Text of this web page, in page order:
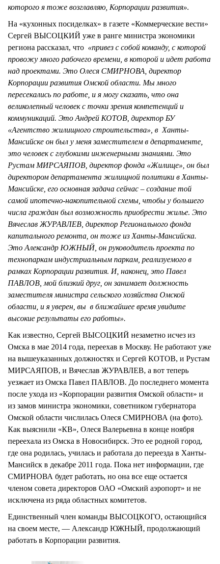
которого я тоже возглавляю, Корпорации развития».
На «кухонных посиделках» в газете «Коммерческие вести»
Сергей ВЫСОЦКИЙ уже в ранге министра экономики
региона рассказал, что «привез с собой команду, с которой
провожу много рабочего времени, в которой и идет работа
над проектами. Это Олеся СМИРНОВА, директор
Корпорации развития Омской области. Мы много
пересекались по работе, и я могу сказать, что она
великолепный человек с точки зрения компетенций и
коммуникаций. Это Андрей КОТОВ, директор БУ
«Агентство жилищного строительства», в Ханты-
Мансийске он был у меня заместителем в департаменте,
это человек с глубокими инженерными знаниями. Это
Рустам МИРСАЯПОВ, директор фонда «Жилище», он был
директором департамента жилищной политики в Ханты-
Мансийске, его основная задача сейчас – создание той
самой ипотечно-накопительной схемы, чтобы у большего
числа граждан был возможность приобрести жилье. Это
Вячеслав ЖУРАВЛЕВ, директор Регионального фонда
капитального ремонта, он тоже из Ханты-Мансийска.
Это Александр ЮЖНЫЙ, он руководитель проекта по
технопаркам индустриальным паркам, реализуемого в
рамках Корпорации развития. И, наконец, это Павел
ПАВЛОВ, мой близкий друг, он занимает должность
заместителя министра сельского хозяйства Омской
области, и я уверен, вы в ближайшее время увидите
высокие результаты его работы».
Как известно, Сергей ВЫСОЦКИЙ незаметно исчез из
Омска в мае 2014 года, переехав в Москву. Не работают уже
на вышеуказанных должностях и Сергей КОТОВ, и Рустам
МИРСАЯПОВ, и Вячеслав ЖУРАВЛЕВ, а вот теперь
уезжает из Омска Павел ПАВЛОВ. До последнего момента
после ухода из «Корпорации развития Омской области» и
из замов министра экономики, советником губернатора
Омской области числилась Олеся СМИРНОВА (на фото).
Как выяснили «КВ», Олеся Валерьевна в конце ноября
переехала из Омска в Новосибирск. Это ее родной город,
где она родилась, училась и работала до переезда в Ханты-
Мансийск в декабре 2011 года. Пока нет информации, где
СМИРНОВА будет работать, но она все еще остается
членом совета директоров ОАО «Омский аэропорт» и не
исключена из ряда областных комитетов.
Единственный член команды ВЫСОЦКОГО, остающийся
на своем месте, — Александр ЮЖНЫЙ, продолжающий
работать в Корпорации развития.